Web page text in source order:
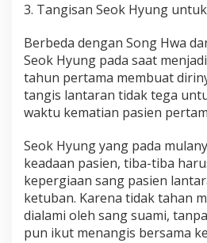
3. Tangisan Seok Hyung
Berbeda dengan Song Hwa
Seok Hyung pada saat
tahun pertama membuat
tangis lantaran tidak tega
waktu kematian pasien
Seok Hyung yang pada
keadaan pasien, tiba-tiba
kepergiaan sang pasien
ketuban. Karena tidak tahan
dialami oleh sang suami,
pun ikut menangis bersama